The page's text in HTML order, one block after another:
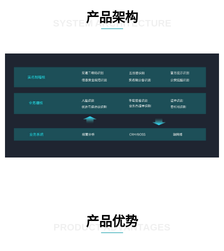
产品架构
SYSTEM ARCHITECTURE
产品优势
PRODUCT ADVANTAGES